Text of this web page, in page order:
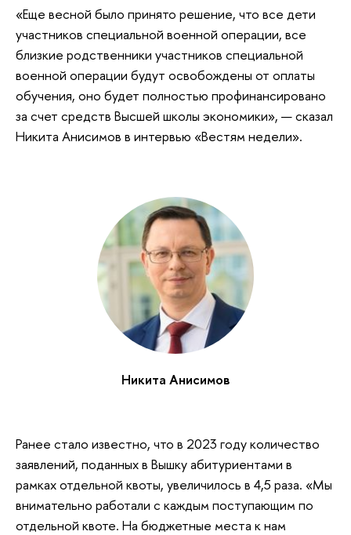
«Еще весной было принято решение, что все дети
участников специальной военной операции, все
близкие родственники участников специальной
военной операции будут освобождены от оплаты
обучения, оно будет полностью профинансировано
за счет средств Высшей школы экономики», — сказал
Никита Анисимов в интервью «Вестям недели».
Никита Анисимов
Ранее стало известно, что в 2023 году количество
заявлений, поданных в Вышку абитуриентами в
рамках отдельной квоты, увеличилось в 4,5 раза. «Мы
внимательно работали с каждым поступающим по
отдельной квоте. На бюджетные места к нам